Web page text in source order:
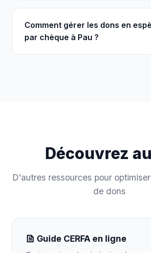
Comment gérer les dons en
par chèque à Pau ?
Découvrez
D'autres ressources pour
de dons
Guide CERFA en ligne